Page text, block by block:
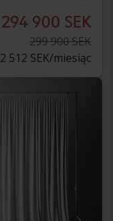
294 900 SEK
299 900 SEK
2 512 SEK/miesiąc